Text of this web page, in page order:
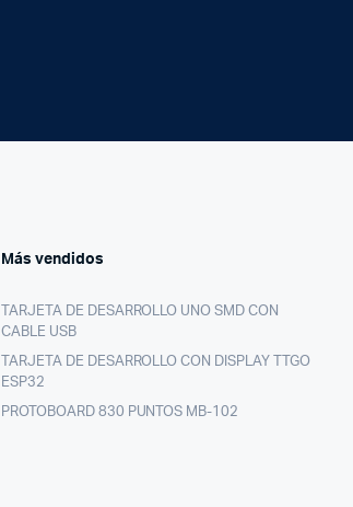
Más vendidos
TARJETA DE DESARROLLO UNO SMD CON
CABLE USB
TARJETA DE DESARROLLO CON DISPLAY TTGO
ESP32
PROTOBOARD 830 PUNTOS MB-102